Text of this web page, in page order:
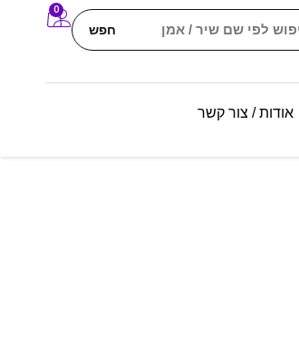
חפש
0
אודות / צור קשר